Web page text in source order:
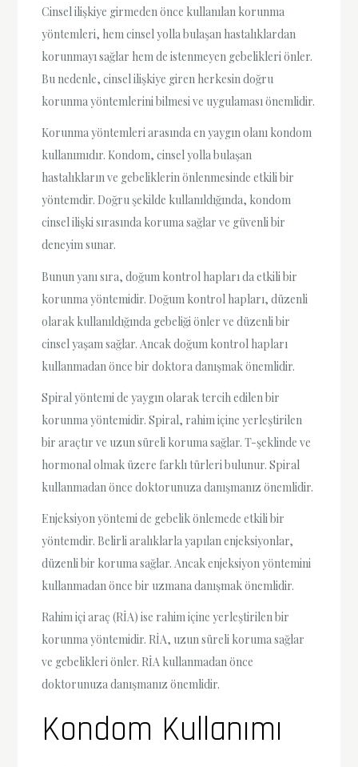
Cinsel ilişkiye girmeden önce kullanılan korunma
yöntemleri, hem cinsel yolla bulaşan hastalıklardan
korunmayı sağlar hem de istenmeyen gebelikleri önler.
Bu nedenle, cinsel ilişkiye giren herkesin doğru
korunma yöntemlerini bilmesi ve uygulaması önemlidir.
Korunma yöntemleri arasında en yaygın olanı kondom
kullanımıdır. Kondom, cinsel yolla bulaşan
hastalıkların ve gebeliklerin önlenmesinde etkili bir
yöntemdir. Doğru şekilde kullanıldığında, kondom
cinsel ilişki sırasında koruma sağlar ve güvenli bir
deneyim sunar.
Bunun yanı sıra, doğum kontrol hapları da etkili bir
korunma yöntemidir. Doğum kontrol hapları, düzenli
olarak kullanıldığında gebeliği önler ve düzenli bir
cinsel yaşam sağlar. Ancak doğum kontrol hapları
kullanmadan önce bir doktora danışmak önemlidir.
Spiral yöntemi de yaygın olarak tercih edilen bir
korunma yöntemidir. Spiral, rahim içine yerleştirilen
bir araçtır ve uzun süreli koruma sağlar. T-şeklinde ve
hormonal olmak üzere farklı türleri bulunur. Spiral
kullanmadan önce doktorunuza danışmanız önemlidir.
Enjeksiyon yöntemi de gebelik önlemede etkili bir
yöntemdir. Belirli aralıklarla yapılan enjeksiyonlar,
düzenli bir koruma sağlar. Ancak enjeksiyon yöntemini
kullanmadan önce bir uzmana danışmak önemlidir.
Rahim içi araç (RİA) ise rahim içine yerleştirilen bir
korunma yöntemidir. RİA, uzun süreli koruma sağlar
ve gebelikleri önler. RİA kullanmadan önce
doktorunuza danışmanız önemlidir.
Kondom Kullanımı